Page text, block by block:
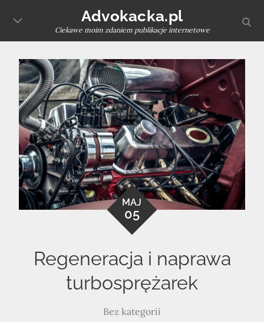
content
Advokacka.pl
Ciekawe moim zdaniem publikacje internetowe
MAJ
05
Regeneracja i naprawa
turbosprężarek
Bez kategorii